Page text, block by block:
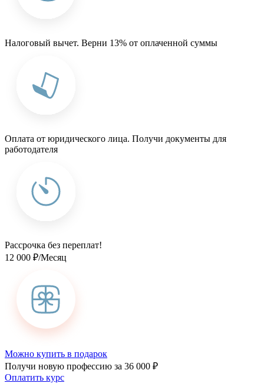
Налоговый вычет. Верни 13% от оплаченной суммы
Оплата от юридического лица. Получи документы для
работодателя
Рассрочка без переплат!
12 000 ₽/Месяц
Можно купить в подарок
Получи новую профессию за 36 000 ₽
Оплатить курс